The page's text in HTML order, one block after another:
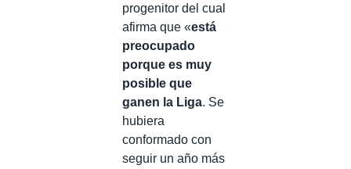
progenitor del cual
afirma que «está
preocupado
porque es muy
posible que
ganen la Liga. Se
hubiera
conformado con
seguir un año más